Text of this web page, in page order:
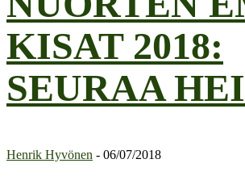
KISAT 2018:
SEURAA
Henrik Hyvönen - 06/07/2018